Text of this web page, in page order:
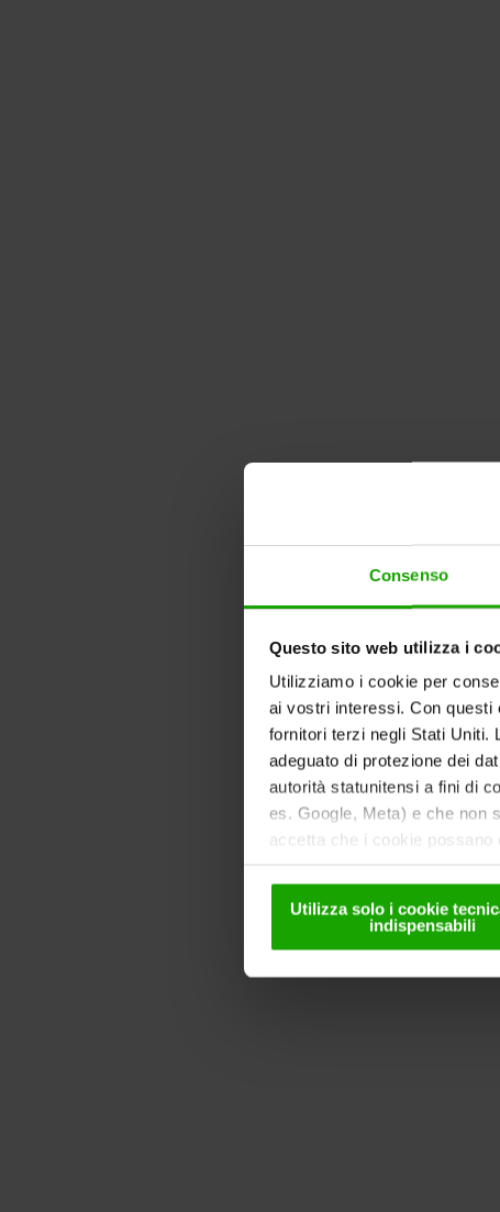
Consenso
Questo sito web utilizza i
Utilizziamo i cookie per
ai vostri interessi. Con questi
fornitori terzi negli Stati Uniti.
adeguato di protezione dei
autorità statunitensi a fini di
es. Google, Meta) e che non
accetta che i cookie
Utilizza solo i cookie
indispensabili